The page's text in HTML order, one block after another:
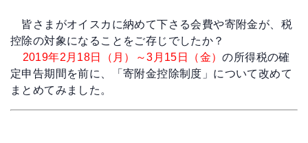
皆さまがオイスカに納めて下さる会費や寄附金が、税
控除の対象になることをご存じでしたか？
2019年2月18日（月）～3月15日（金）の所得税の確
定申告期間を前に、「寄附金控除制度」について改めて
まとめてみました。